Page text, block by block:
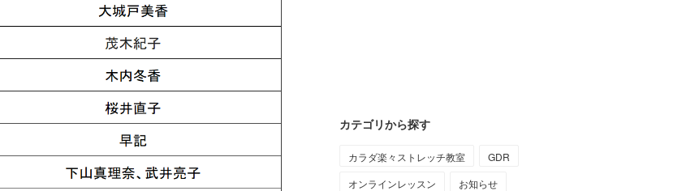
カテゴリから探す
カラダ楽々ストレッチ教室
GDR
オンラインレッスン
お知らせ